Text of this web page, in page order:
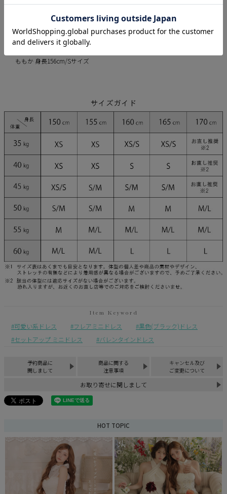
black
ももか 身長156cm/Sサイズ
可愛い系ドレス フレアミニドレス
黒色(ブラック)ドレス
セットアップ ミニドレス
バレンタインドレス
予約商品に
関しまして
商品に関する
注意事項
キャンセル及び
ご変更について
お取り寄せに関しまして
HOT TOPIC